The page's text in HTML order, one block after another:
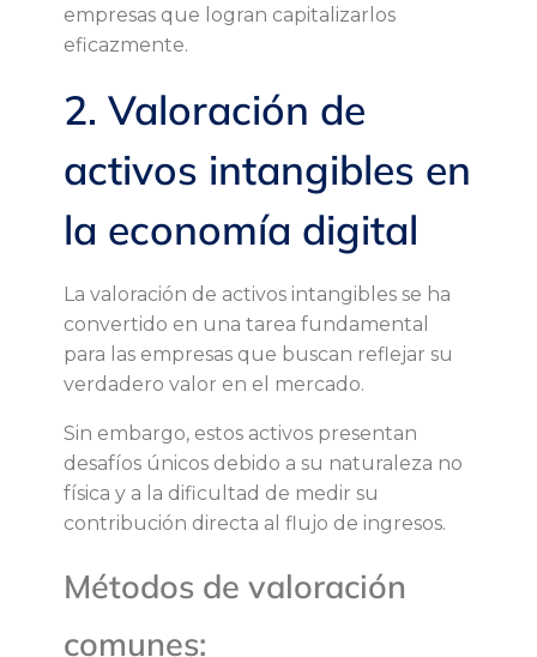
n
o
m
d
g
a
empresas que logran capitalizarlos
eficazmente.
2. Valoración de
activos intangibles en
la economía digital
La valoración de activos intangibles se ha
convertido en una tarea fundamental
para las empresas que buscan reflejar su
verdadero valor en el mercado.
Sin embargo, estos activos presentan
desafíos únicos debido a su naturaleza no
física y a la dificultad de medir su
contribución directa al flujo de ingresos.
Métodos de valoración
comunes: